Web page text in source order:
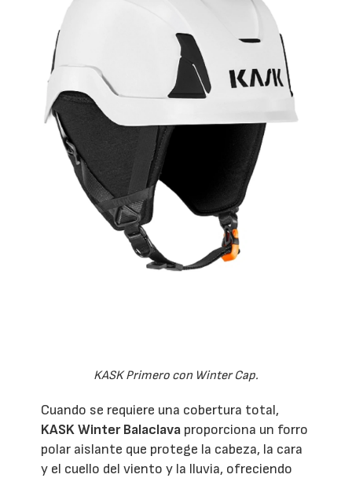
KASK Primero con Winter Cap.
Cuando se requiere una cobertura total,
KASK Winter Balaclava proporciona un forro
polar aislante que protege la cabeza, la cara
y el cuello del viento y la lluvia, ofreciendo